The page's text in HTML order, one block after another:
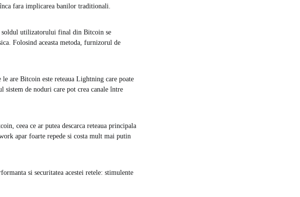
fara implicarea banilor traditionali.
soldul utilizatorului final din Bitcoin se
Folosind aceasta metoda, furnizorul de
are Bitcoin este reteaua Lightning care poate
de noduri care pot crea canale între
ceea ce ar putea descarca reteaua principala
apar foarte repede si costa mult mai putin
si securitatea acestei retele: stimulente